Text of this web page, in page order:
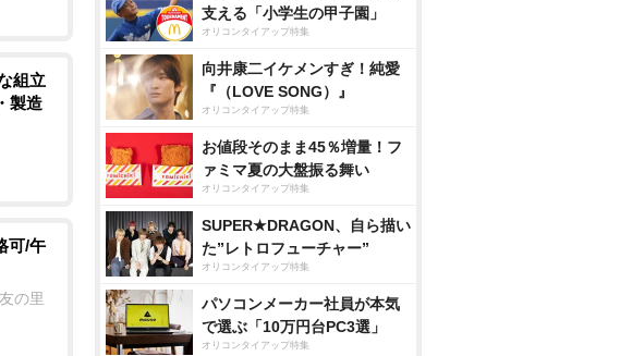
組立
製造
可/午
の里
支える「小学生の甲子園」
オリコンタイアップ特集
向井康二イケメンすぎ！純愛
『（LOVE SONG）』
オリコンタイアップ特集
お値段そのまま45％増量！フ
ァミマ夏の大盤振る舞い
オリコンタイアップ特集
SUPER★DRAGON、自ら描い
た”レトロフューチャー”
オリコンタイアップ特集
パソコンメーカー社員が本気
で選ぶ「10万円台PC3選」
オリコンタイアップ特集